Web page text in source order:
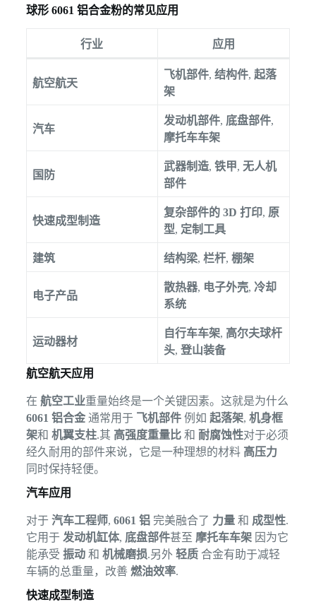
球形 6061 铝合金粉的常见应用
行业 应用
航空航天
飞机部件, 结构件, 起落
架
汽车
发动机部件, 底盘部件,
摩托车车架
国防
武器制造, 铁甲, 无人机
部件
快速成型制造
复杂部件的 3D 打印, 原
型, 定制工具
建筑 结构梁, 栏杆, 棚架
电子产品
散热器, 电子外壳, 冷却
系统
运动器材
自行车车架, 高尔夫球杆
头, 登山装备
航空航天应用
在 航空工业重量始终是一个关键因素。这就是为什么
6061 铝合金通常用于 飞机部件例如 起落架, 机身框
架和 机翼支柱.其 高强度重量比和 耐腐蚀性对于必须
经久耐用的部件来说，它是一种理想的材料 高压力
同时保持轻便。
汽车应用
对于 汽车工程师, 6061 铝完美融合了 力量和 成型性.
它用于 发动机缸体, 底盘部件甚至 摩托车车架因为它
能承受 振动和 机械磨损.另外 轻质合金有助于减轻
车辆的总重量，改善 燃油效率.
快速成型制造